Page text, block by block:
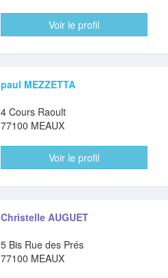
Voir le profil
paul MEZZETTA
4 Cours Raoult
77100 MEAUX
Voir le profil
Christelle AUGUET
5 Bis Rue des Prés
77100 MEAUX